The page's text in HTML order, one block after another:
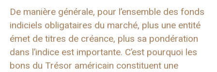
De manière générale, pour l’ensemble des fonds
indiciels obligataires du marché, plus une entité
émet de titres de créance, plus sa pondération
dans l’indice est importante. C’est pourquoi les
bons du Trésor américain constituent une